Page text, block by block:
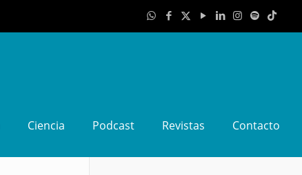
Ciencia Podcast Revistas Contacto